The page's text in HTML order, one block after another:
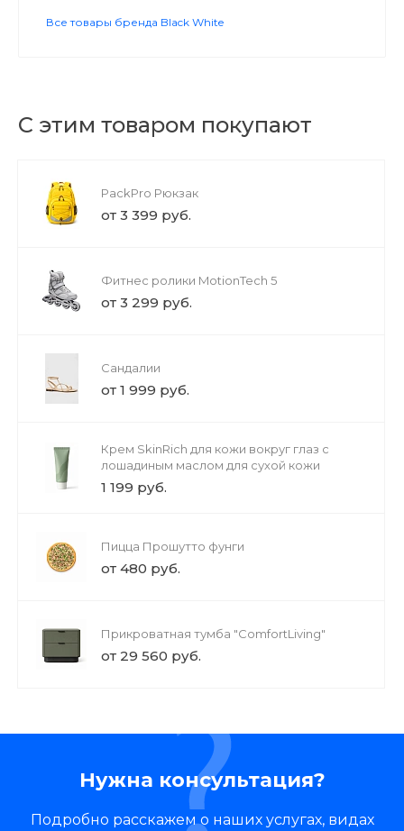
Все товары бренда Black White
С этим товаром покупают
PackPro Рюкзак
от 3 399 руб.
Фитнес ролики MotionTech 5
от 3 299 руб.
Сандалии
от 1 999 руб.
Крем SkinRich для кожи вокруг глаз с
лошадиным маслом для сухой кожи
1 199 руб.
Пицца Прошутто фунги
от 480 руб.
Прикроватная тумба "ComfortLiving"
от 29 560 руб.
Нужна консультация?
Подробно расскажем о наших услугах, видах